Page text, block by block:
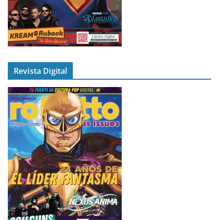
Revista Digital